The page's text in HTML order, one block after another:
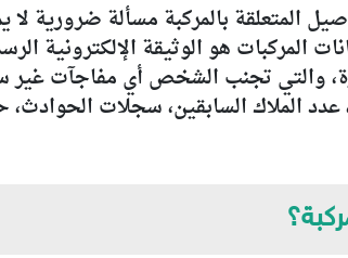
المتعلقة بالمركبة مسألة ضرورية
المركبات هو الوثيقة الإلكترونية
والتي تجنب الشخص أي مفاجآت غير
الملاك السابقين، سجلات الحوادث،